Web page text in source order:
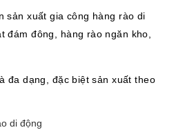
sản xuất gia công hàng rào di
đám đông, hàng rào ngăn kho,
đa dạng, đặc biệt sản xuất theo
di động